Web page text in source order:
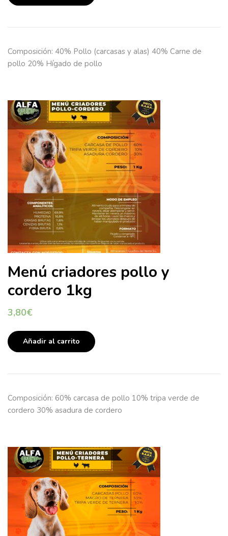
Composición: 40% Pollo (carcasas y alas) 40% Carne de
pollo 20% Hígado de pollo
Menú criadores pollo y
cordero 1kg
3,80€
Añadir al carrito
Composición: 60% carcasa de pollo 10% tripa verde de
cordero 30% asadura de cordero